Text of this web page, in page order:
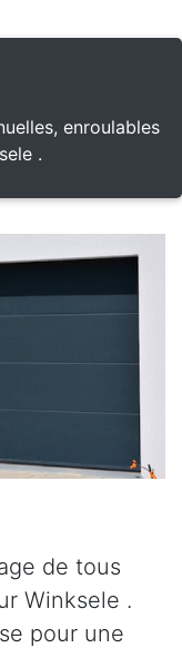
enroulables
.
de tous
Winksele .
pour une